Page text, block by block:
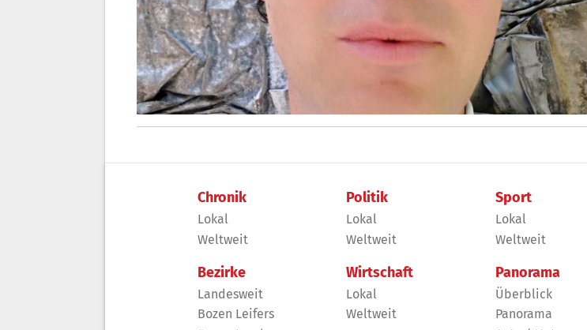
Chronik
Lokal
Weltweit
Bezirke
Landesweit
Bozen Leifers
Politik
Lokal
Weltweit
Wirtschaft
Lokal
Weltweit
Sport
Lokal
Weltweit
Panorama
Überblick
Panorama